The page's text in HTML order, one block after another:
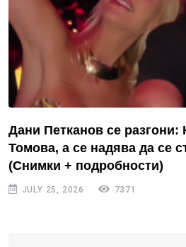
Дани Петканов се разгони:
Томова, а се надява да се
(Снимки + подробности)
JULY 25, 2026 7371